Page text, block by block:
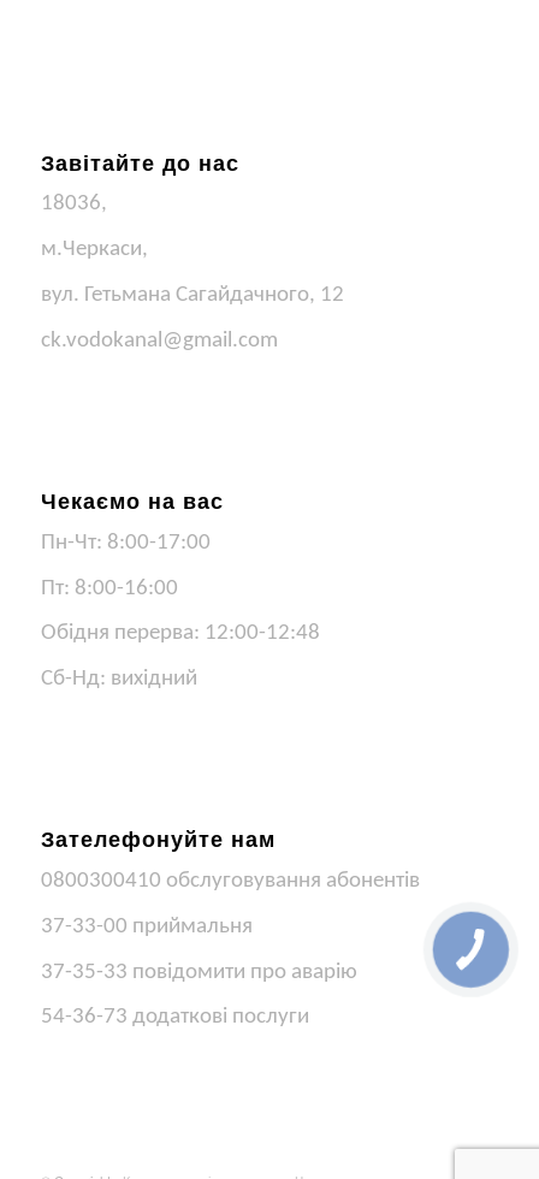
Завітайте до нас
18036,
м.Черкаси,
вул. Гетьмана Сагайдачного, 12
ck.vodokanal@gmail.com
Чекаємо на вас
Пн-Чт: 8:00-17:00
Пт: 8:00-16:00
Обідня перерва: 12:00-12:48
Сб-Нд: вихідний
Зателефонуйте нам
0800300410 обслуговування абонентів
37-33-00 приймальня
37-35-33 повідомити про аварію
54-36-73 додаткові послуги